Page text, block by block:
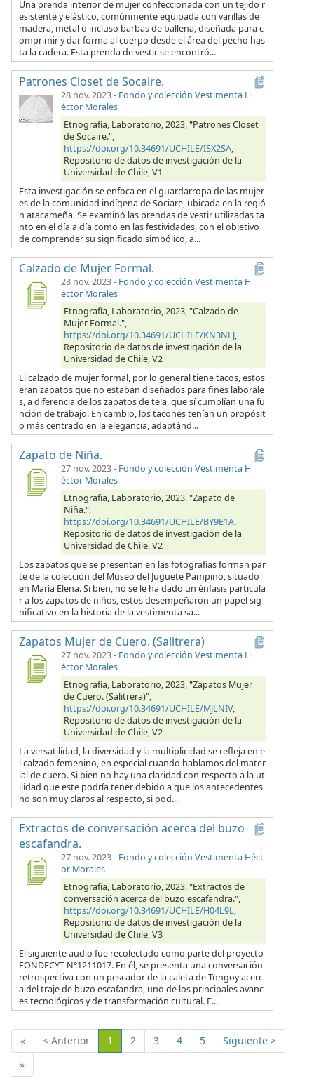
Una prenda interior de mujer confeccionada con un tejido r
esistente y elástico, comúnmente equipada con varillas de
madera, metal o incluso barbas de ballena, diseñada para c
omprimir y dar forma al cuerpo desde el área del pecho has
ta la cadera. Esta prenda de vestir se encontró...
Patrones Closet de Socaire.
28 nov. 2023- Fondo y colección Vestimenta H
éctor Morales
Etnografía, Laboratorio, 2023, "Patrones Closet
de Socaire.",
https://doi.org/10.34691/UCHILE/ISX2SA,
Repositorio de datos de investigación de la
Universidad de Chile, V1
Esta investigación se enfoca en el guardarropa de las mujer
es de la comunidad indígena de Sociare, ubicada en la regió
n atacameña. Se examinó las prendas de vestir utilizadas ta
nto en el día a día como en las festividades, con el objetivo
de comprender su significado simbólico, a...
Calzado de Mujer Formal.
28 nov. 2023- Fondo y colección Vestimenta H
éctor Morales
Etnografía, Laboratorio, 2023, "Calzado de
Mujer Formal.",
https://doi.org/10.34691/UCHILE/KN3NLJ,
Repositorio de datos de investigación de la
Universidad de Chile, V2
El calzado de mujer formal, por lo general tiene tacos, estos
eran zapatos que no estaban diseñados para fines laborale
s, a diferencia de los zapatos de tela, que sí cumplían una fu
nción de trabajo. En cambio, los tacones tenían un propósit
o más centrado en la elegancia, adaptánd...
Zapato de Niña.
27 nov. 2023- Fondo y colección Vestimenta H
éctor Morales
Etnografía, Laboratorio, 2023, "Zapato de
Niña.",
https://doi.org/10.34691/UCHILE/BY9E1A,
Repositorio de datos de investigación de la
Universidad de Chile, V2
Los zapatos que se presentan en las fotografías forman par
te de la colección del Museo del Juguete Pampino, situado
en María Elena. Si bien, no se le ha dado un énfasis particula
r a los zapatos de niños, estos desempeñaron un papel sig
nificativo en la historia de la vestimenta sa...
Zapatos Mujer de Cuero. (Salitrera)
27 nov. 2023- Fondo y colección Vestimenta H
éctor Morales
Etnografía, Laboratorio, 2023, "Zapatos Mujer
de Cuero. (Salitrera)",
https://doi.org/10.34691/UCHILE/MJLNIV,
Repositorio de datos de investigación de la
Universidad de Chile, V2
La versatilidad, la diversidad y la multiplicidad se refleja en e
l calzado femenino, en especial cuando hablamos del mater
ial de cuero. Si bien no hay una claridad con respecto a la ut
ilidad que este podría tener debido a que los antecedentes
no son muy claros al respecto, si pod...
Extractos de conversación acerca del buzo
escafandra.
27 nov. 2023- Fondo y colección Vestimenta Héct
or Morales
Etnografía, Laboratorio, 2023, "Extractos de
conversación acerca del buzo escafandra.",
https://doi.org/10.34691/UCHILE/H04L9L,
Repositorio de datos de investigación de la
Universidad de Chile, V3
El siguiente audio fue recolectado como parte del proyecto
FONDECYT N°1211017. En él, se presenta una conversación
retrospectiva con un pescador de la caleta de Tongoy acerc
a del traje de buzo escafandra, uno de los principales avanc
es tecnológicos y de transformación cultural. E...
« < Anterior 1 (Actual)
2 3 4 5
Siguiente >
»